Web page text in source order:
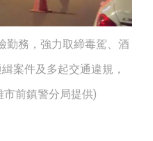
勤務，強力取締毒駕、酒
案件及多起交通違規，
前鎮警分局提供)